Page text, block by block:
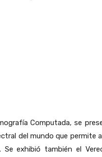
Computada, se
del mundo que permite
Se exhibió también el